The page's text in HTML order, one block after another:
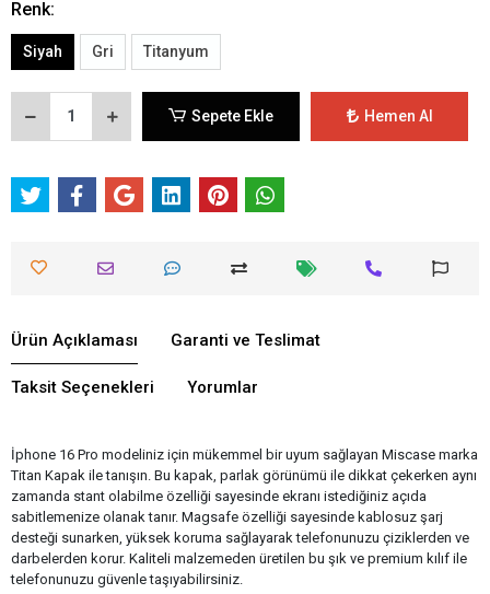
Renk:
Siyah Gri Titanyum
Sepete Ekle Hemen Al
Ürün Açıklaması Garanti ve Teslimat
Taksit Seçenekleri Yorumlar
İphone 16 Pro modeliniz için mükemmel bir uyum sağlayan Miscase marka
Titan Kapak ile tanışın. Bu kapak, parlak görünümü ile dikkat çekerken aynı
zamanda stant olabilme özelliği sayesinde ekranı istediğiniz açıda
sabitlemenize olanak tanır. Magsafe özelliği sayesinde kablosuz şarj
desteği sunarken, yüksek koruma sağlayarak telefonunuzu çiziklerden ve
darbelerden korur. Kaliteli malzemeden üretilen bu şık ve premium kılıf ile
telefonunuzu güvenle taşıyabilirsiniz.